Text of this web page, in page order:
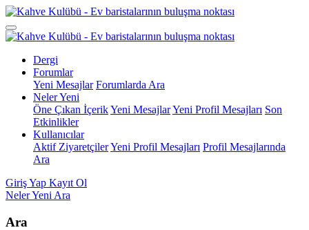
Dergi
Forumlar
Yeni Mesajlar Forumlarda Ara
Neler Yeni
Öne Çıkan İçerikYeni MesajlarYeni Profil Mesajları Son
Etkinlikler
Kullanıcılar
Aktif ZiyaretçilerYeni Profil Mesajları Profil Mesajlarında
Ara
Giriş Yap Kayıt Ol
Neler Yeni Ara
Ara